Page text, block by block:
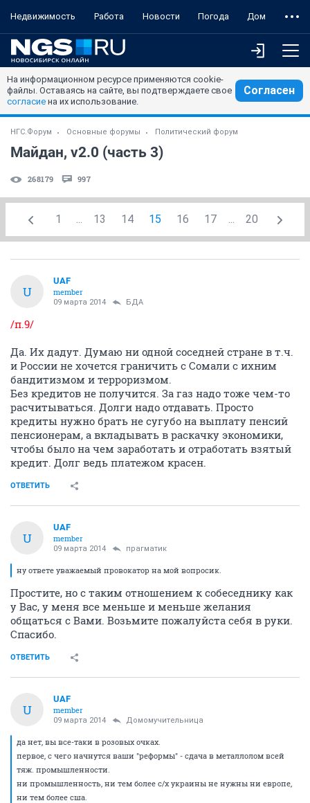
Недвижимость Работа Новости Погода Дом
На информационном ресурсе применяются cookie-
файлы. Оставаясь на сайте, вы подтверждаете свое
согласие на их использование.
Согласен
НГС.Форум Основные форумы Политический форум
Майдан, v2.0 (часть 3)
268179 997
1 ... 13 14 15 16 17 ... 20
U
UAF
member
09 марта 2014 БДА
/п.9/
Да. Их дадут. Думаю ни одной соседней стране в т.ч.
и России не хочется граничить с Сомали с ихним
бандитизмом и терроризмом.
Без кредитов не получится. За газ надо тоже чем-то
расчитываться. Долги надо отдавать. Просто
кредиты нужно брать не сугубо на выплату пенсий
пенсионерам, а вкладывать в раскачку экономики,
чтобы было на чем заработать и отработать взятый
кредит. Долг ведь платежом красен.
ОТВЕТИТЬ
U
UAF
member
09 марта 2014 прагматик
ну ответе уважаемый провокатор на мой вопросик.
Простите, но с таким отношением к собеседнику как
у Вас, у меня все меньше и меньше желания
общаться с Вами. Возьмите пожалуйста себя в руки.
Спасибо.
ОТВЕТИТЬ
U
UAF
member
09 марта 2014 Домомучительница
да нет, вы все-таки в розовых очках.
первое, с чего начнутся ваши "реформы" - сдача в металлолом всей
тяж. промышленности.
ни промышленность, ни тем более с/х украины не нужны ни европе,
ни тем более сша.